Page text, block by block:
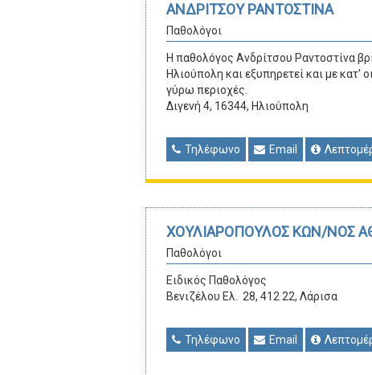
ΑΝΔΡΙΤΣΟΥ ΡΑΝΤΟΣΤΙΝΑ
Παθολόγοι
Η παθολόγος Ανδρίτσου Ραντοστίνα
Ηλιούπολη και εξυπηρετεί και με κατ'
γύρω περιοχές.
Διγενή 4, 16344, Ηλιούπολη
Τηλέφωνο Email
ΧΟΥΛΙΑΡΟΠΟΥΛΟΣ ΚΩΝ/ΝΟΣ
Παθολόγοι
Ειδικός Παθολόγος
Βενιζέλου Ελ. 28, 412 22, Λάρισα
Τηλέφωνο Email